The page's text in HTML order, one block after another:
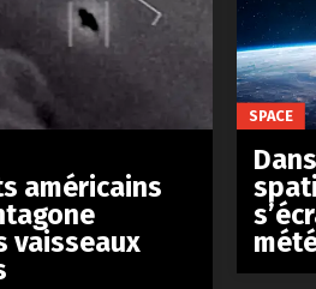
américains
vaisseaux
SPACE